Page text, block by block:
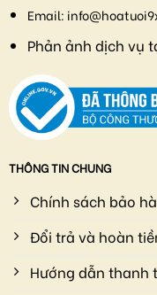
Email:
Phản ảnh dịch vụ
THÔNG TIN CHUNG
Chính sách bảo
Đổi trả và hoàn
Hướng dẫn thanh